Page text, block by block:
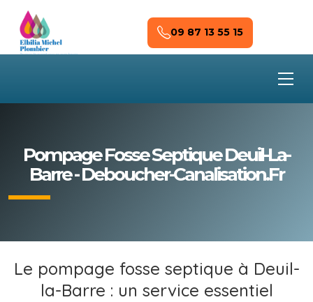
Skip to main content
09 87 13 55 15
Pompage Fosse Septique Deuil-La-
Barre - Deboucher-Canalisation.fr
Le pompage fosse septique à Deuil-
la-Barre : un service essentiel